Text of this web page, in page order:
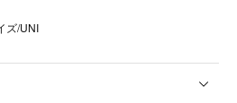
ズ/UNI